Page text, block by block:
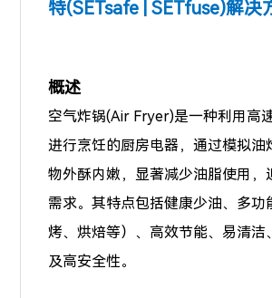
特(SETsafe | SETfuse)解决
概述
空气炸锅(Air Fryer)是一种利用高
进行烹饪的厨房电器，通过模拟油
物外酥内嫩，显著减少油脂使用，
需求。其特点包括健康少油、多功
烤、烘焙等）、高效节能、易清洁
及高安全性。